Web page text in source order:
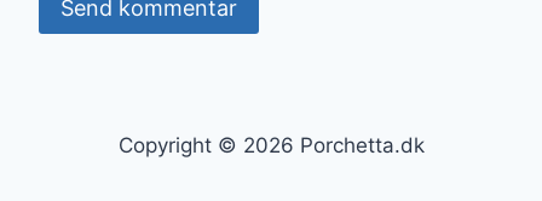
Copyright © 2026 Porchetta.dk